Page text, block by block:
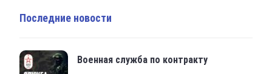
Последние новости
Военная служба по контракту